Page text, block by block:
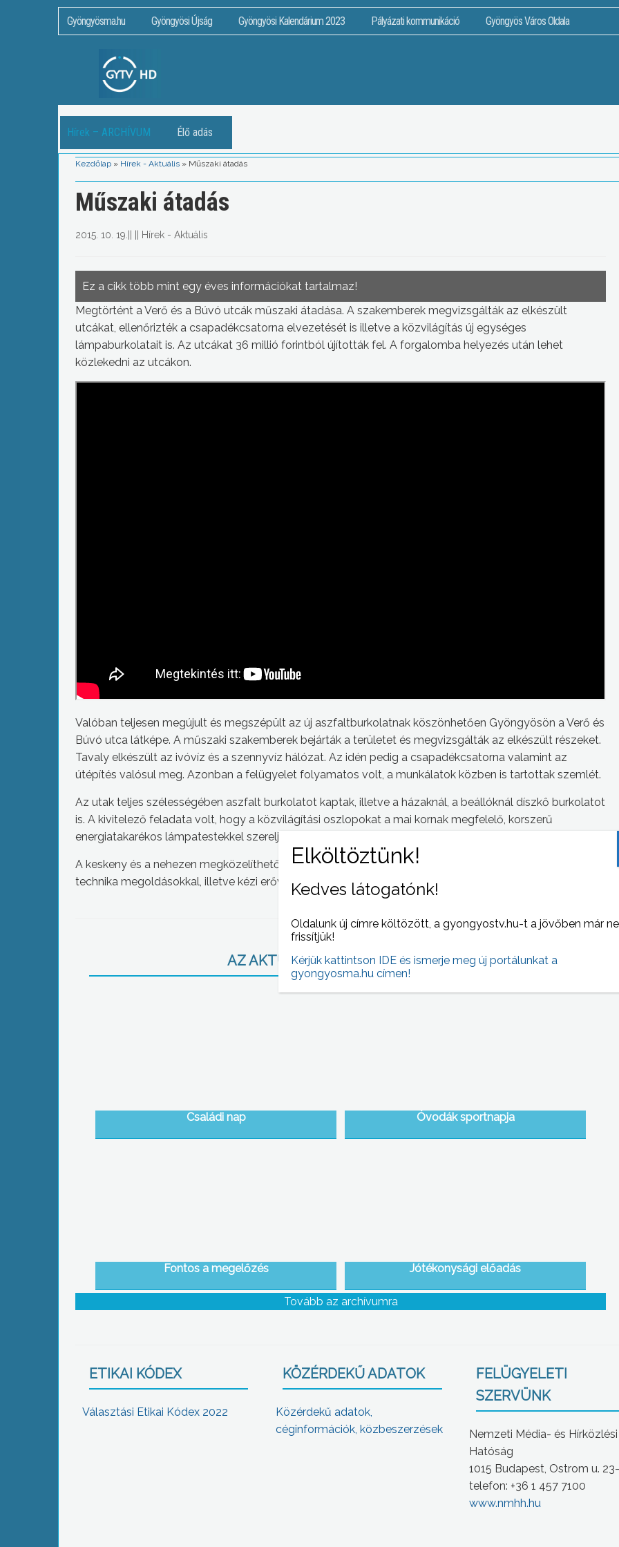
Gyöngyösma.hu Gyöngyösi Újság Gyöngyösi Kalendárium 2023 Pályázati kommunikáció Gyöngyös Város Oldala
Hírek – ARCHÍVUM Élő adás
Kezdőlap » Hírek - Aktuális » Műszaki átadás
Műszaki átadás
2015. 10. 19. Hírek - Aktuális
Ez a cikk több mint egy éves információkat tartalmaz!
Megtörtént a Verő és a Búvó utcák műszaki átadása. A szakemberek megvizsgálták az elkészült
utcákat, ellenőrizték a csapadékcsatorna elvezetését is illetve a közvilágítás új egységes
lámpaburkolatait is. Az utcákat 36 millió forintból újították fel. A forgalomba helyezés után lehet
közlekedni az utcákon.
Valóban teljesen megújult és megszépült az új aszfaltburkolatnak köszönhetően Gyöngyösön a Verő és
Búvó utca látképe. A műszaki szakemberek bejárták a területet és megvizsgálták az elkészült részeket.
Tavaly elkészült az ivóvíz és a szennyvíz hálózat. Az idén pedig a csapadékcsatorna valamint az
útépítés valósul meg. Azonban a felügyelet folyamatos volt, a munkálatok közben is tartottak szemlét.
Az utak teljes szélességében aszfalt burkolatot kaptak, illetve a házaknál, a beállóknál díszkő burkolatot
is. A kivitelező feladata volt, hogy a közvilágítási oszlopokat a mai kornak megfelelő, korszerű
energiatakarékos lámpatestekkel szereljék fel. A munkák befejezésének határideje október közepe volt.
A keskeny és a nehezen megközelíthető utcák okoztak némi problémát, azonban ezt különböző
technika megoldásokkal, illetve kézi erővel áthidalták- tette hozzá Kocsis Sándor.
AZ AKTUÁLIS NAPI HÍREI (2015-10-19 )
Családi nap Óvodák sportnapja
Fontos a megelőzés Jótékonysági előadás
Tovább az archívumra
ETIKAI KÓDEX
Választási Etikai Kódex 2022
KÖZÉRDEKŰ ADATOK
Közérdekű adatok,
céginformációk, közbeszerzések
FELÜGYELETI
SZERVÜNK
Nemzeti Média- és Hírközlési
Hatóság
1015 Budapest, Ostrom u.
telefon: +36 1 457 7100
www.nmhh.hu
Kedves látogatónk!
Oldalunk új címre költözött, a gyongyostv.hu-t a jövőben már
frissítjük!
Kérjük kattintson IDE és ismerje meg új portálunkat a
gyongyosma.hu címen!